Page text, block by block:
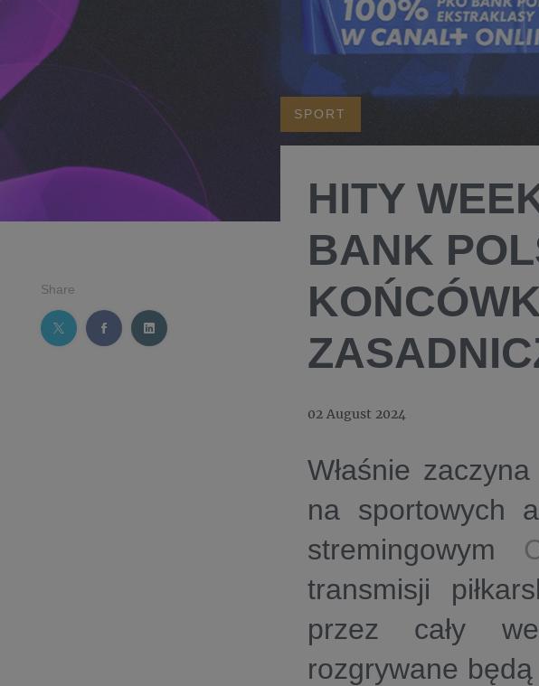
Share
SPORT
HITY
BANK
02 August 2024
Właśnie
na sportowych
stremingowym
transmisji
przez cały
rozgrywane